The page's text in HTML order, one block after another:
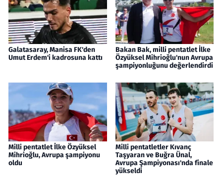
Galatasaray, Manisa FK'den
Umut Erdem'i kadrosuna kattı
Bakan Bak, milli pentatlet İlke
Özyüksel Mihrioğlu'nun Avrupa
şampiyonluğunu değerlendirdi
Milli pentatlet İlke Özyüksel
Mihrioğlu, Avrupa şampiyonu
oldu
Milli pentatletler Kıvanç
Taşyaran ve Buğra Ünal,
Avrupa Şampiyonası'nda finale
yükseldi